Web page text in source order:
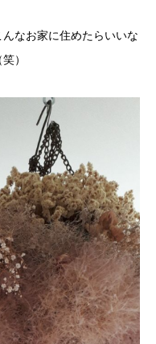
なお家に住めたらいいな
）